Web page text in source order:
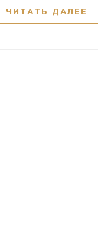
ЧИТАТЬ ДАЛЕЕ